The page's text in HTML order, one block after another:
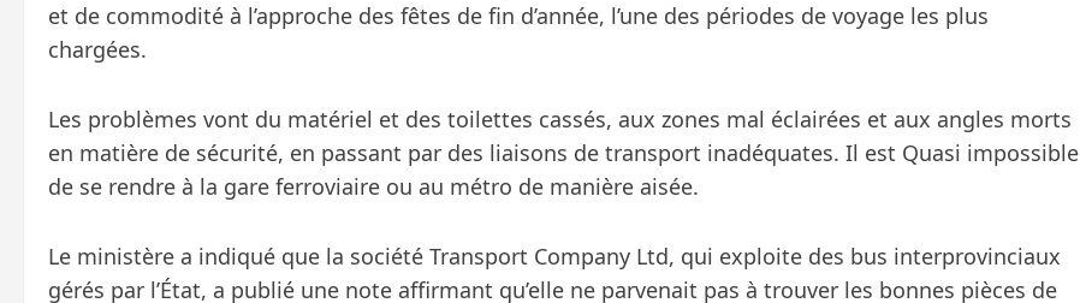
et de commodité à l’approche des fêtes de fin d’année, l’une des périodes de voyage les plus
chargées.
Les problèmes vont du matériel et des toilettes cassés, aux zones mal éclairées et aux angles morts
en matière de sécurité, en passant par des liaisons de transport inadéquates. Il est Quasi impossible
de se rendre à la gare ferroviaire ou au métro de manière aisée.
Le ministère a indiqué que la société Transport Company Ltd, qui exploite des bus interprovinciaux
gérés par l’État, a publié une note affirmant qu’elle ne parvenait pas à trouver les bonnes pièces de